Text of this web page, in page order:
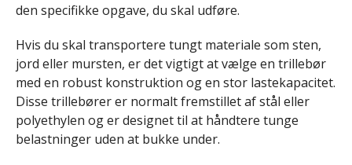
den specifikke opgave, du skal udføre.
Hvis du skal transportere tungt materiale som sten,
jord eller mursten, er det vigtigt at vælge en trillebør
med en robust konstruktion og en stor lastekapacitet.
Disse trillebører er normalt fremstillet af stål eller
polyethylen og er designet til at håndtere tunge
belastninger uden at bukke under.